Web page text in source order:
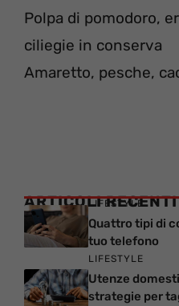
Polpa di pomodoro,
ciliegie in conserva
Amaretto, pesche,
ARTICOLI RECENTI
LIFESTYLE
Quattro tipi di
tuo telefono
LIFESTYLE
Utenze
strategie per